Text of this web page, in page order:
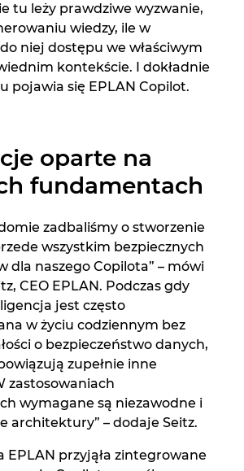
tu leży prawdziwe wyzwanie,
wiedzy, ile w
niej dostępu we właściwym
kontekście. I dokładnie
pojawia się EPLAN Copilot.
oparte na
fundamentach
zadbaliśmy o stworzenie
wszystkim bezpiecznych
dla naszego Copilota” – mówi
CEO EPLAN. Podczas gdy
jest często
w życiu codziennym bez
o bezpieczeństwo danych,
zupełnie inne
zastosowaniach
wymagane są niezawodne i
architektury” – dodaje Seitz.
EPLAN przyjąła zintegrowane